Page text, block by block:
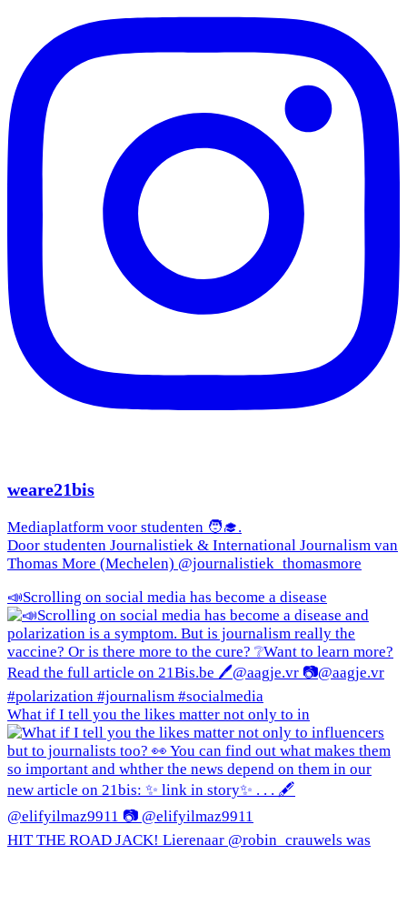
weare21bis
Mediaplatform voor studenten 🧑‍🎓.
Door studenten Journalistiek & International Journalism van
Thomas More (Mechelen) @journalistiek_thomasmore
📣Scrolling on social media has become a disease
What if I tell you the likes matter not only to in
HIT THE ROAD JACK! Lierenaar @robin_crauwels was